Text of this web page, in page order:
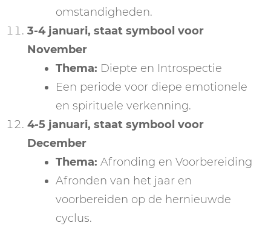
omstandigheden.
3-4 januari, staat symbool voor
November
Thema: Diepte en Introspectie
Een periode voor diepe emotionele
en spirituele verkenning.
4-5 januari, staat symbool voor
December
Thema: Afronding en Voorbereiding
Afronden van het jaar en
voorbereiden op de hernieuwde
cyclus.